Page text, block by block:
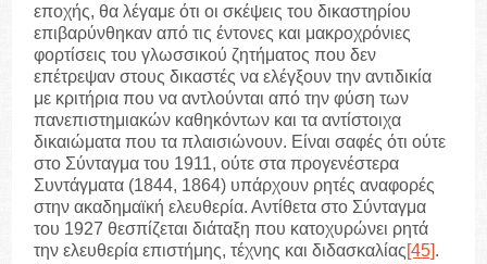
εποχής, θα λέγαμε ότι οι σκέψεις του δικαστηρίου
επιβαρύνθηκαν από τις έντονες και μακροχρόνιες
φορτίσεις του γλωσσικού ζητήματος που δεν
επέτρεψαν στους δικαστές να ελέγξουν την αντιδικία
με κριτήρια που να αντλούνται από την φύση των
πανεπιστημιακών καθηκόντων και τα αντίστοιχα
δικαιώματα που τα πλαισιώνουν. Είναι σαφές ότι ούτε
στο Σύνταγμα του 1911, ούτε στα προγενέστερα
Συντάγματα (1844, 1864) υπάρχουν ρητές αναφορές
στην ακαδημαϊκή ελευθερία. Αντίθετα στο Σύνταγμα
του 1927 θεσπίζεται διάταξη που κατοχυρώνει ρητά
την ελευθερία επιστήμης, τέχνης και διδασκαλίας[45].